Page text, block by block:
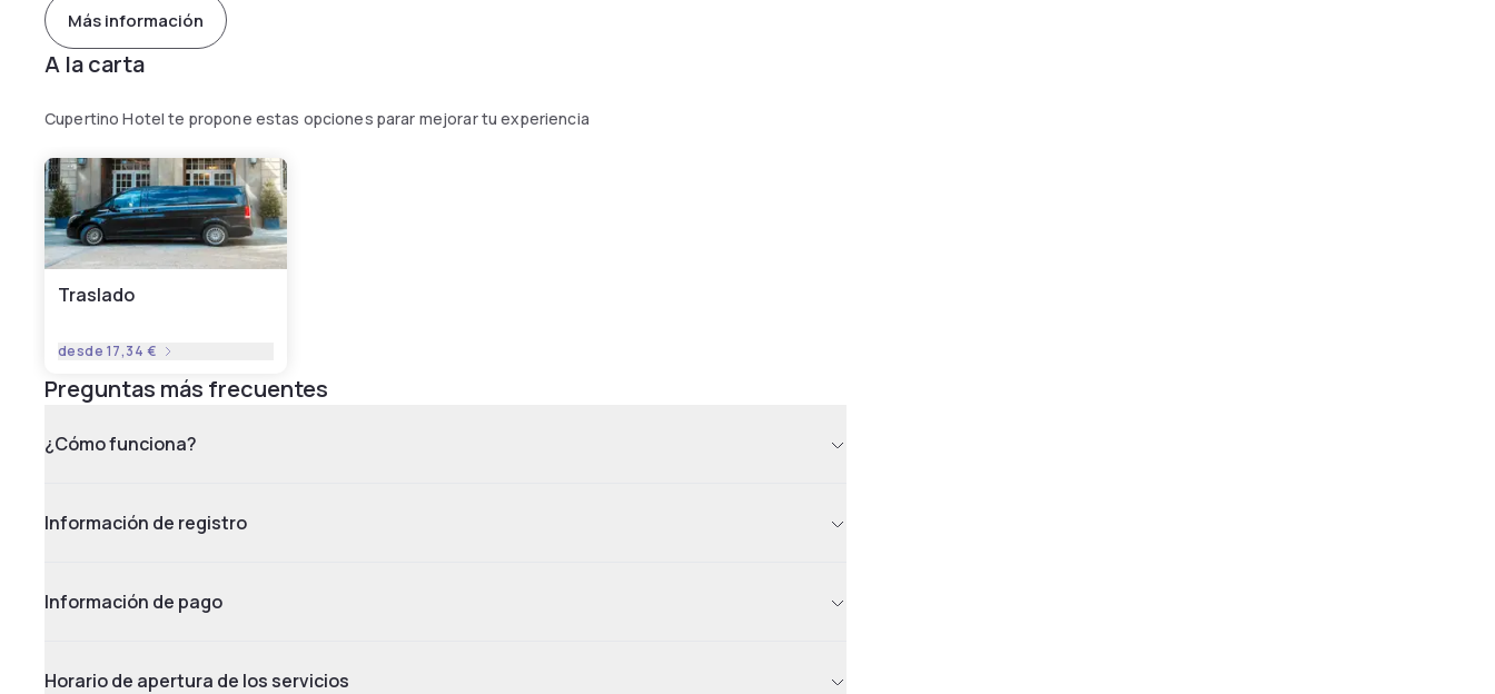
Más información
A la carta
Cupertino Hotel te propone estas opciones parar mejorar tu experiencia
Traslado
desde 17,34 €
Preguntas más frecuentes
¿Cómo funciona?
Información de registro
Información de pago
Horario de apertura de los servicios